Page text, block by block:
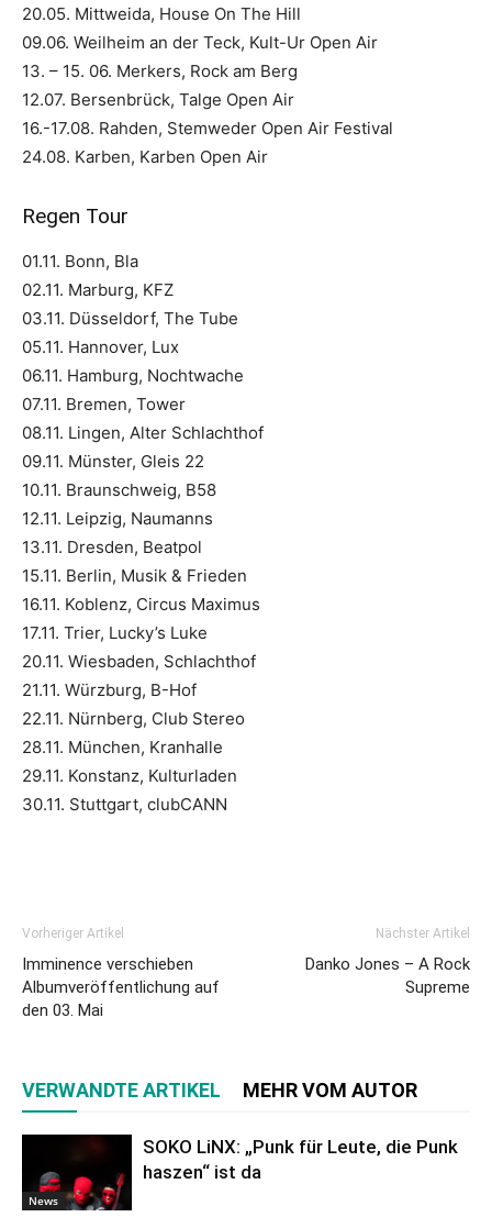
20.05. Mittweida, House On The Hill
09.06. Weilheim an der Teck, Kult-Ur Open Air
13. – 15. 06. Merkers, Rock am Berg
12.07. Bersenbrück, Talge Open Air
16.-17.08. Rahden, Stemweder Open Air Festival
24.08. Karben, Karben Open Air
Regen Tour
01.11. Bonn, Bla
02.11. Marburg, KFZ
03.11. Düsseldorf, The Tube
05.11. Hannover, Lux
06.11. Hamburg, Nochtwache
07.11. Bremen, Tower
08.11. Lingen, Alter Schlachthof
09.11. Münster, Gleis 22
10.11. Braunschweig, B58
12.11. Leipzig, Naumanns
13.11. Dresden, Beatpol
15.11. Berlin, Musik & Frieden
16.11. Koblenz, Circus Maximus
17.11. Trier, Lucky’s Luke
20.11. Wiesbaden, Schlachthof
21.11. Würzburg, B-Hof
22.11. Nürnberg, Club Stereo
28.11. München, Kranhalle
29.11. Konstanz, Kulturladen
30.11. Stuttgart, clubCANN
Vorheriger Artikel
Imminence verschieben
Albumveröffentlichung auf
den 03. Mai
Nächster Artikel
Danko Jones – A Rock
Supreme
VERWANDTE ARTIKEL MEHR VOM AUTOR
News
SOKO LiNX: „Punk für Leute, die Punk
haszen“ ist da